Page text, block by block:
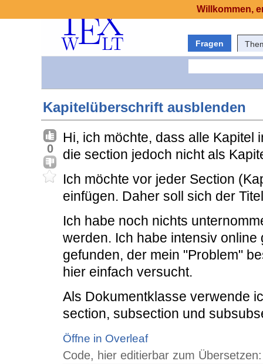
Fragen
Kapitelüberschrift ausblenden
0
Hi, ich möchte, dass alle Kapitel
die section jedoch nicht als
Ich möchte vor jeder Section
einfügen. Daher soll sich der
Ich habe noch nichts
werden. Ich habe intensiv
gefunden, der mein "Problem"
hier einfach versucht.
Als Dokumentklasse verwende
section, subsection und
Öffne in Overleaf
Code, hier editierbar zum Übersetzen:
Willkommen,